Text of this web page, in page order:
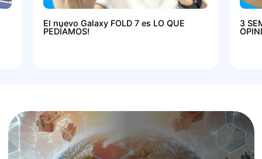
El nuevo Galaxy FOLD 7 es LO QUE
PEDÍAMOS!
3